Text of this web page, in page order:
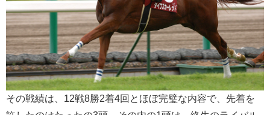
その戦績は、12戦8勝2着4回とほぼ完璧な内容で、先着を